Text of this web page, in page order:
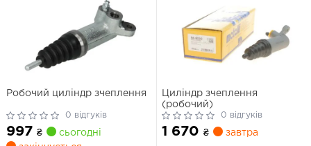
Робочий циліндр зчеплення
0 відгуків
997 ₴
сьогодні
Циліндр зчеплення
(робочий)
0 відгуків
1 670 ₴ завтра